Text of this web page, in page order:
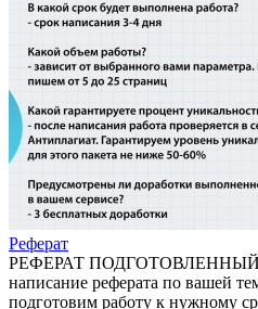
Реферат
РЕФЕРАТ ПОДГОТОВЛЕННЫЙ
написание реферата по вашей
подготовим работу к нужному